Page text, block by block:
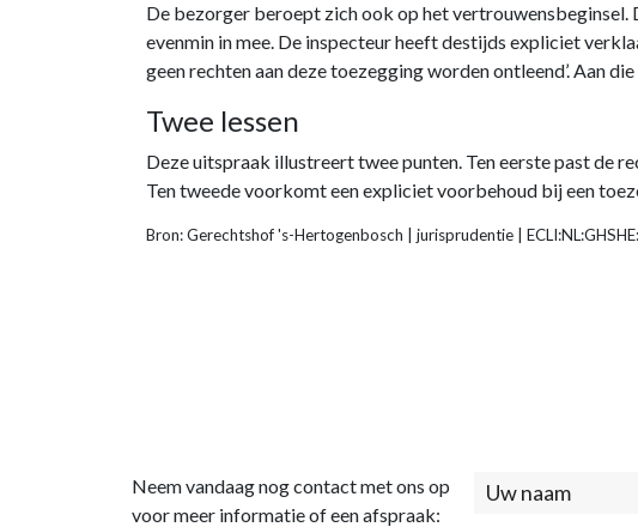
De bezorger beroept zich ook op het
evenmin in mee. De inspecteur heeft destijds expliciet
geen rechten aan deze toezegging worden ontleend’. Aan
Twee lessen
Deze uitspraak illustreert twee punten. Ten eerste past de
Ten tweede voorkomt een expliciet voorbehoud bij een
Bron: Gerechtshof 's-Hertogenbosch | jurisprudentie |
Neem vandaag nog contact met ons op
voor meer informatie of een afspraak:
Contact